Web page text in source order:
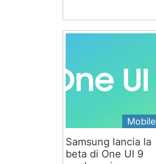
Mobile
Samsung lancia la
beta di One UI 9